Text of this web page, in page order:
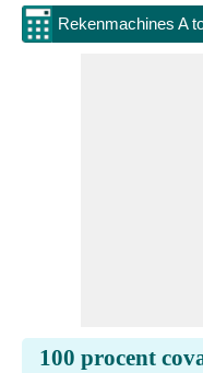
Rekenmachines A
100 procent